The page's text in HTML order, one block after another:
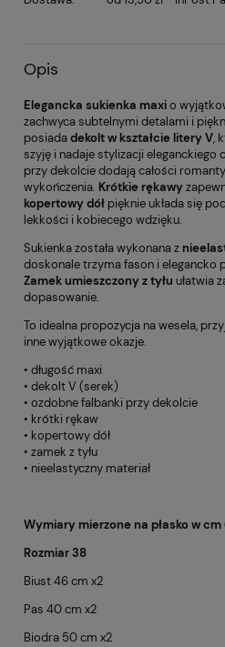
Opis
Elegancka sukienka maxio
zachwyca subtelnymi detalami i
posiadadekolt w kształcie litery V,
szyję i nadaje stylizacji eleganckiego
przy dekolcie dodają całości
wykończenia. Krótkie rękawy
kopertowy dół pięknie układa się
lekkości i kobiecego wdzięku.
Sukienka została wykonana z
doskonale trzyma fason i elegancko
Zamek umieszczony z tyłu ułatwia
dopasowanie.
To idealna propozycja na wesela,
inne wyjątkowe okazje.
• długość maxi
• dekolt V (serek)
• ozdobne falbanki przy dekolcie
• krótki rękaw
• kopertowy dół
• zamek z tyłu
• nieelastyczny materiał
Wymiary mierzone na płasko w
Rozmiar 38
Biust 46 cm x2
Pas 40 cm x2
Biodra 50 cm x2